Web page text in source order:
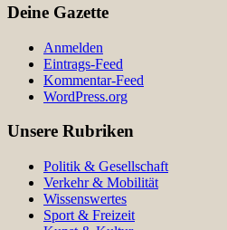
Deine Gazette
Anmelden
Eintrags-Feed
Kommentar-Feed
WordPress.org
Unsere Rubriken
Politik & Gesellschaft
Verkehr & Mobilität
Wissenswertes
Sport & Freizeit